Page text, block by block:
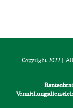
Copyright 2022 |